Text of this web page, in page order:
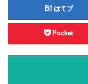
はてブ
Pocket